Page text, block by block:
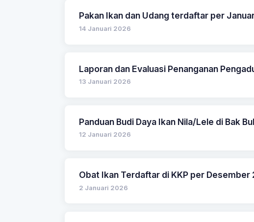
Pakan Ikan dan Udang terdaftar per
14 Januari 2026
Laporan dan Evaluasi Penanganan
13 Januari 2026
Panduan Budi Daya Ikan Nila/Lele di Bak
12 Januari 2026
Obat Ikan Terdaftar di KKP per Desember
2 Januari 2026